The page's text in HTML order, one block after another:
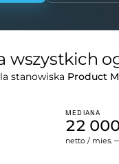
wszystkich
stanowiska Product
MEDIANA
22 000
netto / mies.